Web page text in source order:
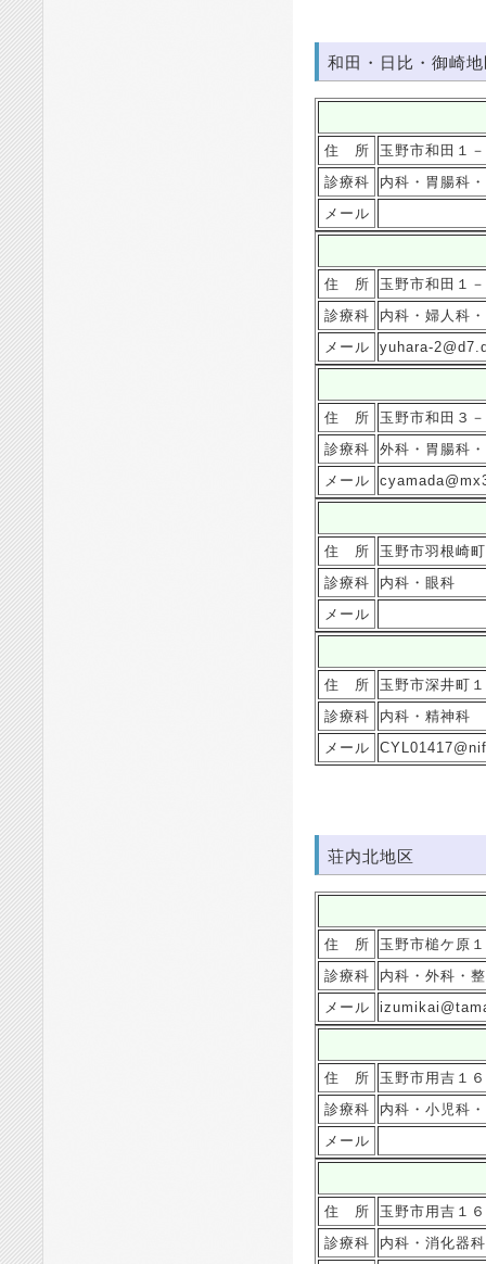
和田・日比・御崎
住 所
玉野市和田１
診療科
内科・胃腸科
メール
住 所
玉野市和田１
診療科
内科・婦人科
メール
yuhara-
住 所
玉野市和田３
診療科
外科・胃腸科
メール
住 所
玉野市羽根崎
診療科
内科・眼科
メール
住 所
玉野市深井町
診療科
内科・精神科
メール
荘内北地区
住 所
玉野市槌ケ原
診療科
内科・外科・
メール
住 所
玉野市用吉１
診療科
内科・小児科
メール
住 所
玉野市用吉１
診療科
内科・消化器